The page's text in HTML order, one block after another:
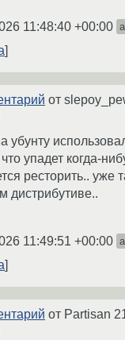
11:48:40 +00:00
от
убунту
упадет когда-
ресторить.. уже
дистрибутиве..
11:49:51 +00:00
от Partisan